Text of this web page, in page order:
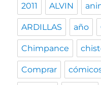
2011 ALVIN
ARDILLAS año
Chimpance
Comprar